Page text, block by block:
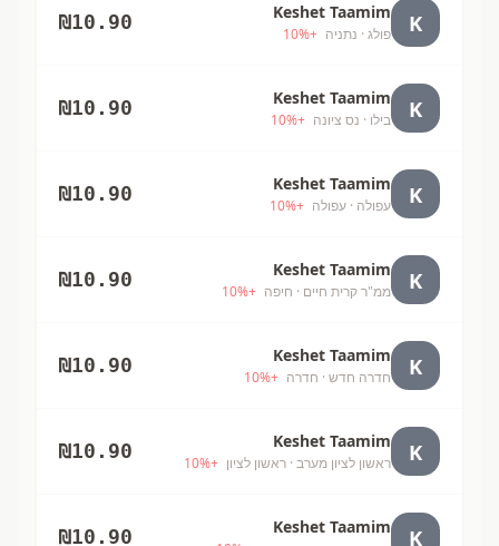
K
Keshet Taamim
פולג · נתניה +
10%
₪10.90
K
Keshet Taamim
בילו · נס ציונה +
10%
₪10.90
K
Keshet Taamim
עפולה · עפולה +
10%
₪10.90
K
Keshet Taamim
ממ"ר קרית חיים · חיפה +
10%
₪10.90
K
Keshet Taamim
חדרה חדש · חדרה +
10%
₪10.90
K
Keshet Taamim
ראשון לציון מערב · ראשון לציון +
10%
₪10.90
K
Keshet Taamim
₪10.90